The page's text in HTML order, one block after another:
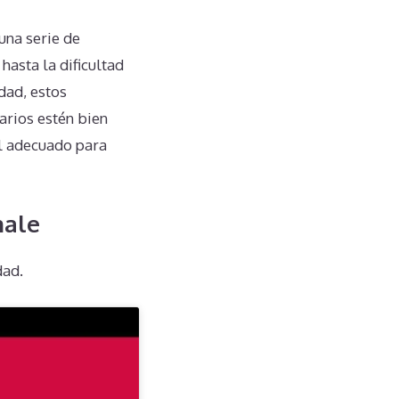
serie de
la dificultad
estos
estén bien
para